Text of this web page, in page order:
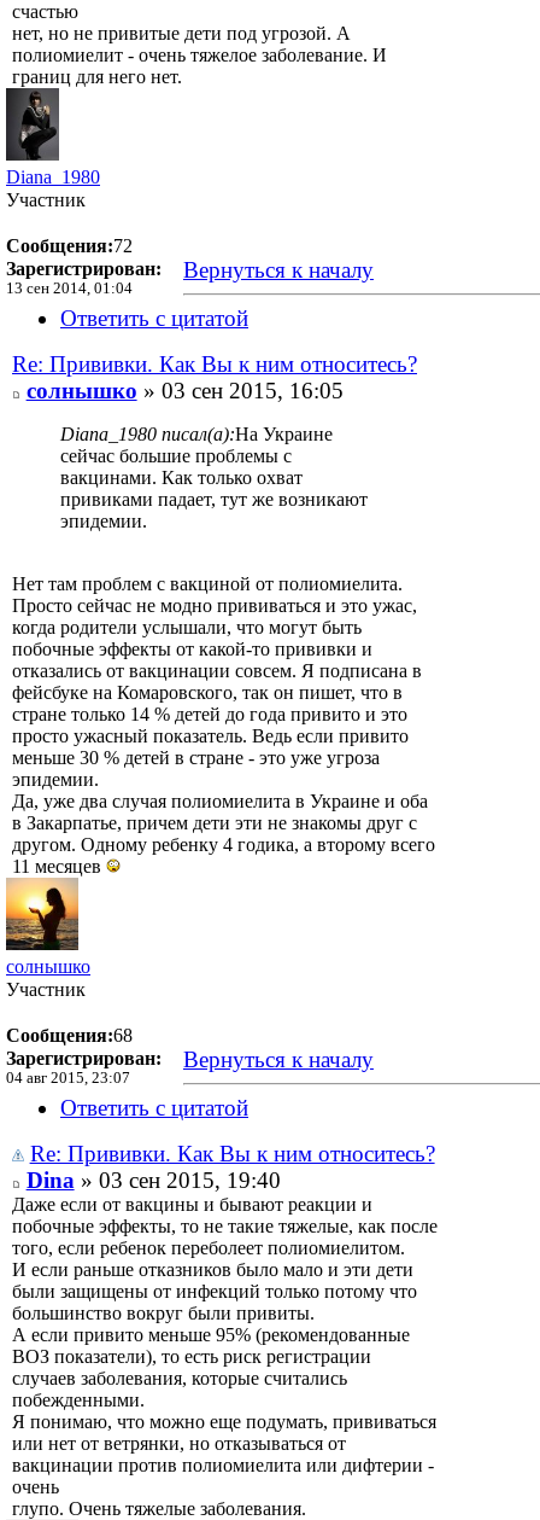
счастью
нет, но не привитые дети под угрозой. А
полиомиелит - очень тяжелое заболевание. И
границ для него нет.
Diana_1980
Участник
Сообщения:72
Зарегистрирован:
13 сен 2014, 01:04
Вернуться к началу
Ответить с цитатой
Re: Прививки. Как Вы к ним относитесь?
солнышко » 03 сен 2015, 16:05
Diana_1980 писал(а):На Украине
сейчас большие проблемы с
вакцинами. Как только охват
привиками падает, тут же возникают
эпидемии.
Нет там проблем с вакциной от полиомиелита.
Просто сейчас не модно прививаться и это ужас,
когда родители услышали, что могут быть
побочные эффекты от какой-то прививки и
отказались от вакцинации совсем. Я подписана в
фейсбуке на Комаровского, так он пишет, что в
стране только 14 % детей до года привито и это
просто ужасный показатель. Ведь если привито
меньше 30 % детей в стране - это уже угроза
эпидемии.
Да, уже два случая полиомиелита в Украине и оба
в Закарпатье, причем дети эти не знакомы друг с
другом. Одному ребенку 4 годика, а второму всего
11 месяцев
солнышко
Участник
Сообщения:68
Зарегистрирован:
04 авг 2015, 23:07
Вернуться к началу
Ответить с цитатой
Re: Прививки. Как Вы к ним относитесь?
Dina » 03 сен 2015, 19:40
Даже если от вакцины и бывают реакции и
побочные эффекты, то не такие тяжелые, как после
того, если ребенок переболеет полиомиелитом.
И если раньше отказников было мало и эти дети
были защищены от инфекций только потому что
большинство вокруг были привиты.
А если привито меньше 95% (рекомендованные
ВОЗ показатели), то есть риск регистрации
случаев заболевания, которые считались
побежденными.
Я понимаю, что можно еще подумать, прививаться
или нет от ветрянки, но отказываться от
вакцинации против полиомиелита или дифтерии -
очень
глупо. Очень тяжелые заболевания.